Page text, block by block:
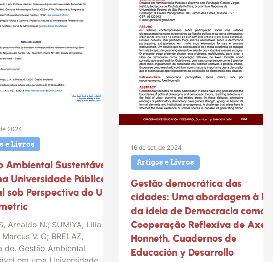
Ambiental Sustentável
Universidade Pública
sob Perspectiva do UI
Arnaldo N.; SUMIYA, Lilia A;
Marcus V. O; BRELAZ,
de. Gestão Ambiental
em uma Universidade
e Livros
2024
Gestão democrática das
cidades: Uma abordagem à luz
da ideia de Democracia como
Cooperação Reflexiva de Axel
Honneth. Cuadernos de
Educación y Desarrollo
Artigos e Livros
16 de set. de 2024